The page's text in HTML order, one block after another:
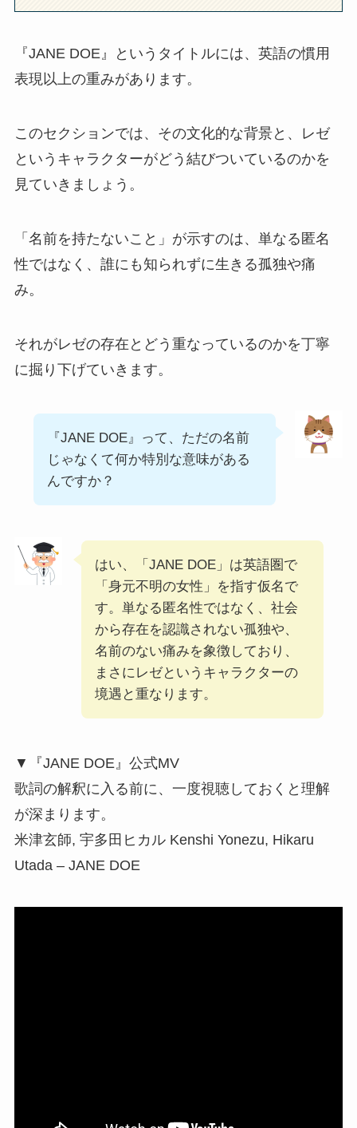
『JANE DOE』というタイトルには、英語の慣用
表現以上の重みがあります。
このセクションでは、その文化的な背景と、レゼ
というキャラクターがどう結びついているのかを
見ていきましょう。
「名前を持たないこと」が示すのは、単なる匿名
性ではなく、誰にも知られずに生きる孤独や痛
み。
それがレゼの存在とどう重なっているのかを丁寧
に掘り下げていきます。
『JANE DOE』って、ただの名前
じゃなくて何か特別な意味がある
んですか？
はい、「JANE DOE」は英語圏で
「身元不明の女性」を指す仮名で
す。単なる匿名性ではなく、社会
から存在を認識されない孤独や、
名前のない痛みを象徴しており、
まさにレゼというキャラクターの
境遇と重なります。
▼『JANE DOE』公式MV
歌詞の解釈に入る前に、一度視聴しておくと理解
が深まります。
米津玄師, 宇多田ヒカル Kenshi Yonezu, Hikaru
Utada – JANE DOE